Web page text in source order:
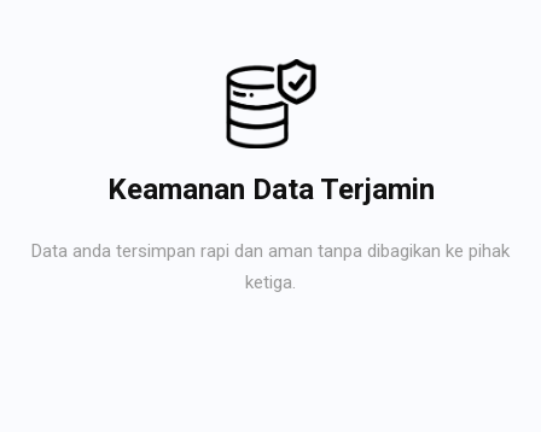
Keamanan Data Terjamin
Data anda tersimpan rapi dan aman tanpa dibagikan ke pihak
ketiga.